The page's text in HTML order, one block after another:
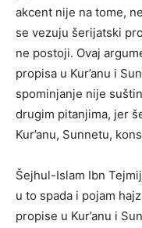
akcent nije na tome,
se vezuju šerijatski
ne postoji. Ovaj
propisa u Kur’anu i
spominjanje nije
drugim pitanjima, jer
Kur’anu, Sunnetu,
Šejhul-Islam Ibn
u to spada i pojam
propise u Kur’anu i